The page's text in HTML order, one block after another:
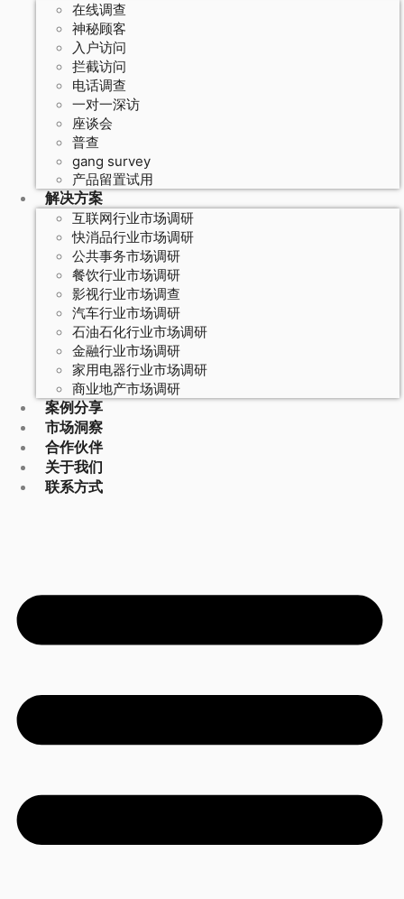
在线调查
神秘顾客
入户访问
拦截访问
电话调查
一对一深访
座谈会
普查
gang survey
产品留置试用
解决方案
互联网行业市场调研
快消品行业市场调研
公共事务市场调研
餐饮行业市场调研
影视行业市场调查
汽车行业市场调研
石油石化行业市场调研
金融行业市场调研
家用电器行业市场调研
商业地产市场调研
案例分享
市场洞察
合作伙伴
关于我们
联系方式